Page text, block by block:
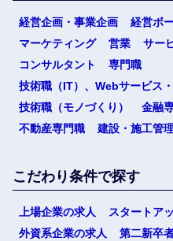
経営企画・事業企画 経営ボ
マーケティング
営業 サー
コンサルタント
専門職
技術職（IT）、Webサービス
技術職（モノづくり）
金融
不動産専門職
建設・施工管
こだわり条件で探す
上場企業の求人
スタートア
外資系企業の求人
第二新卒